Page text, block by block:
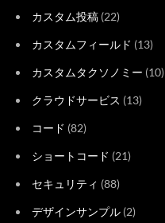
カスタム投稿 (22)
カスタムフィールド (13)
カスタムタクソノミー (10)
クラウドサービス (13)
コード (82)
ショートコード (21)
セキュリティ (88)
デザインサンプル (2)